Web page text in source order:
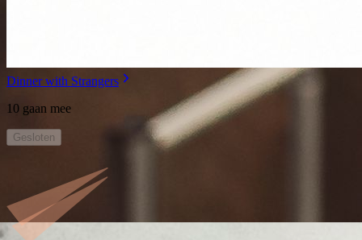
Dinner with Strangers
10 gaan mee
Gesloten